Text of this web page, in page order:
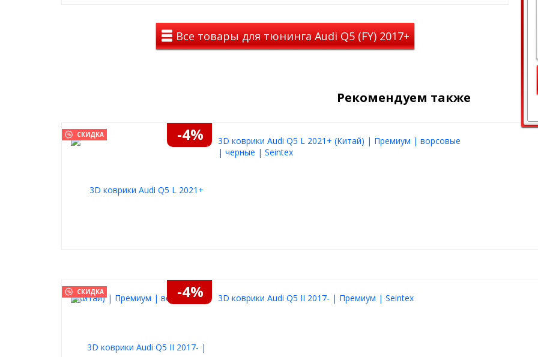
обязательства в течении 12 месяцев со дня продажи при соблюдении
потребителем условий транспортировки, хранения, монтажа и эксплуатации.
защищат от грязи из-под колес
штаны остаются чистыми
Преимущество порогов для Audi Q5 2016+
Только мы используем профильный каркас по всей длине порога для повышения
ударостойкости
Удобная, широкая площадка
Пороги дают надежную опору при посадке
автомобиля)
Все товары для тюнинга Audi Q5 (FY) 2017+
Рекомендуем также
СКИДКА -4%
3D коврики Audi Q5 L 2021+ (Китай) | Премиум | ворсовые
| черные | Seintex
СКИДКА -4% 3D коврики Audi Q5 II 2017- | Премиум | Seintex